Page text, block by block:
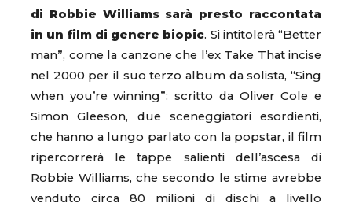
di Robbie Williams sarà presto raccontata
in un film di genere biopic. Si intitolerà “Better
man”, come la canzone che l’ex Take That incise
nel 2000 per il suo terzo album da solista, “Sing
when you’re winning”: scritto da Oliver Cole e
Simon Gleeson, due sceneggiatori esordienti,
che hanno a lungo parlato con la popstar, il film
ripercorrerà le tappe salienti dell’ascesa di
Robbie Williams, che secondo le stime avrebbe
venduto circa 80 milioni di dischi a livello